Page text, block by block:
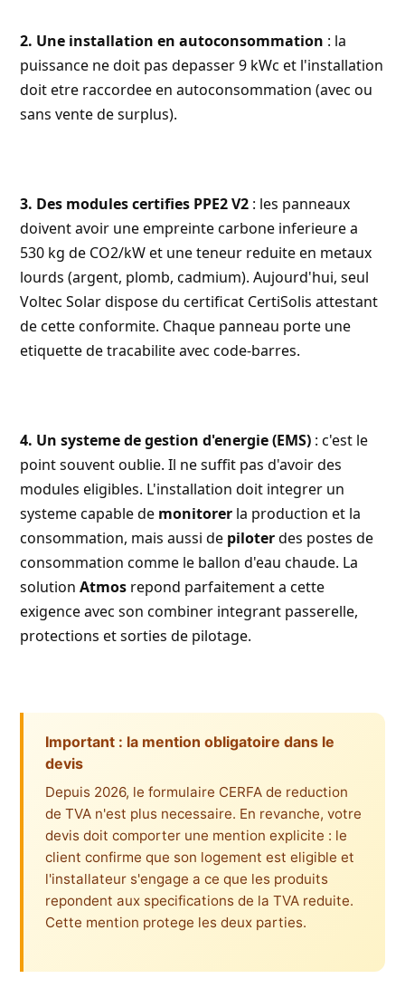
2. Une installation en autoconsommation : la
puissance ne doit pas depasser 9 kWc et l'installation
doit etre raccordee en autoconsommation (avec ou
sans vente de surplus).
3. Des modules certifies PPE2 V2 : les panneaux
doivent avoir une empreinte carbone inferieure a
530 kg de CO2/kW et une teneur reduite en metaux
lourds (argent, plomb, cadmium). Aujourd'hui, seul
Voltec Solardispose du certificat CertiSolis attestant
de cette conformite. Chaque panneau porte une
etiquette de tracabilite avec code-barres.
4. Un systeme de gestion d'energie (EMS) : c'est le
point souvent oublie. Il ne suffit pas d'avoir des
modules eligibles. L'installation doit integrer un
systeme capable de monitorer la production et la
consommation, mais aussi de piloterdes postes de
consommation comme le ballon d'eau chaude. La
solutionAtmos repond parfaitement a cette
exigence avec son combiner integrant passerelle,
protections et sorties de pilotage.
Important : la mention obligatoire dans le
devis
Depuis 2026, le formulaire CERFA de reduction
de TVA n'est plus necessaire. En revanche, votre
devis doit comporter une mention explicite : le
client confirme que son logement est eligible et
l'installateur s'engage a ce que les produits
repondent aux specifications de la TVA reduite.
Cette mention protege les deux parties.